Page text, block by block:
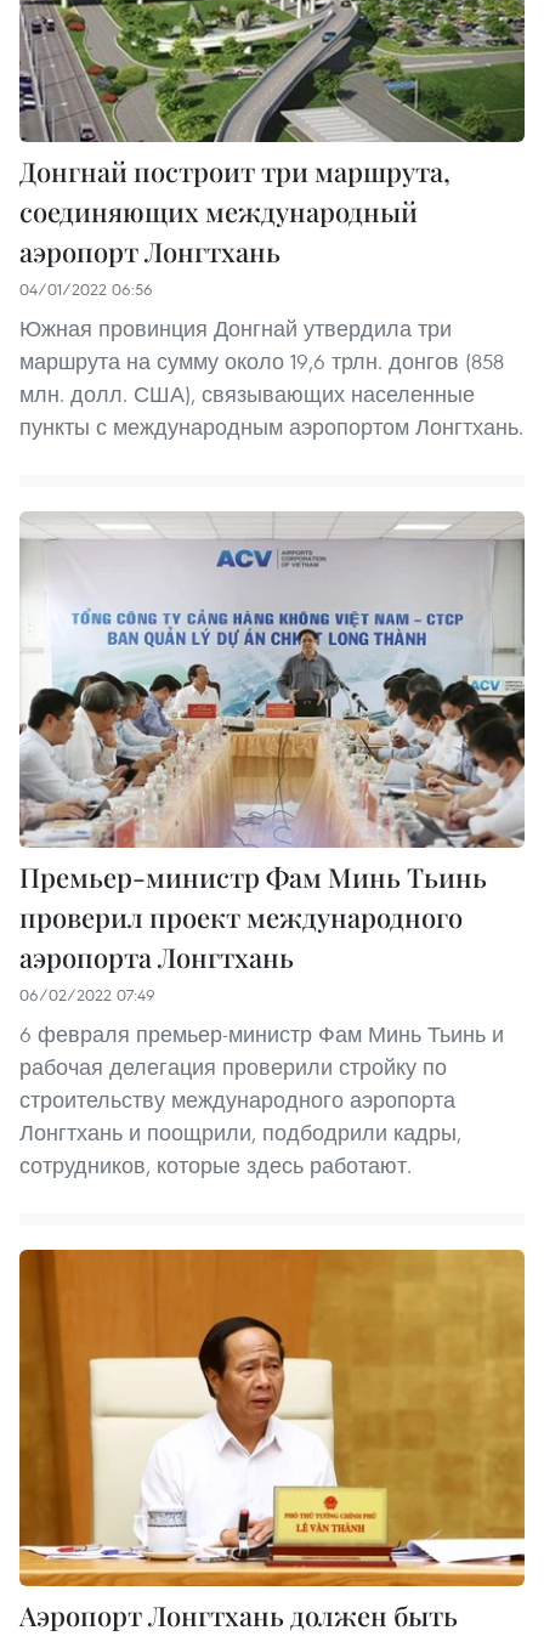
Донгнай построит три маршрута,
соединяющих международный
аэропорт Лонгтхань
04/01/2022 06:56
Южная провинция Донгнай утвердила три
маршрута на сумму около 19,6 трлн. донгов (858
млн. долл. США), связывающих населенные
пункты с международным аэропортом Лонгтхань.
Премьер-министр Фам Минь Тьинь
проверил проект международного
аэропорта Лонгтхань
06/02/2022 07:49
6 февраля премьер-министр Фам Минь Тьинь и
рабочая делегация проверили стройку по
строительству международного аэропорта
Лонгтхань и поощрили, подбодрили кадры,
сотрудников, которые здесь работают.
Аэропорт Лонгтхань должен быть